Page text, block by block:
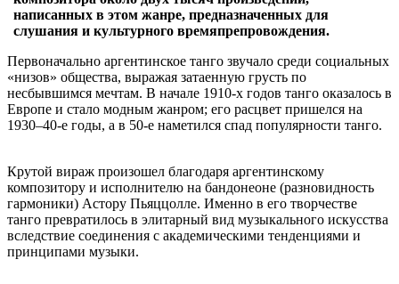
написанных в этом жанре, предназначенных для
слушания и культурного времяпрепровождения.
Первоначально аргентинское танго звучало среди социальных
«низов» общества, выражая затаенную грусть по
несбывшимся мечтам. В начале 1910-х годов танго оказалось в
Европе и стало модным жанром; его расцвет пришелся на
1930–40-е годы, а в 50-е наметился спад популярности танго.
Крутой вираж произошел благодаря аргентинскому
композитору и исполнителю на бандонеоне (разновидность
гармоники) Астору Пьяццолле. Именно в его творчестве
танго превратилось в элитарный вид музыкального искусства
вследствие соединения с академическими тенденциями и
принципами музыки.